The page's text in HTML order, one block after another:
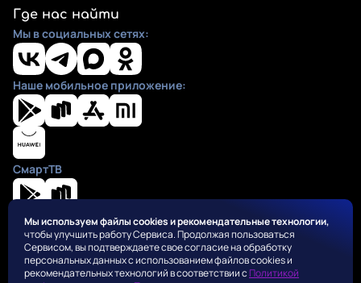
Где нас найти
Мы в социальных сетях:
Наше мобильное приложение:
СмартТВ
Положения
Пользовательское соглашение
Политика конфиденциальности
Мы используем файлы cookies и рекомендательные технологии,
чтобы улучшить работу Сервиса. Продолжая пользоваться
Сервисом, вы подтверждаете свое согласие на обработку
персональных данных с использованием файлов cookies и
рекомендательных технологий в соответствии с Политикой